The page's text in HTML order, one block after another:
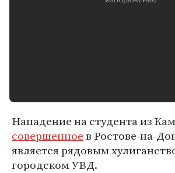
Нападение на студента из
совершенноев Ростове-на-
является рядовым
городском УВД.